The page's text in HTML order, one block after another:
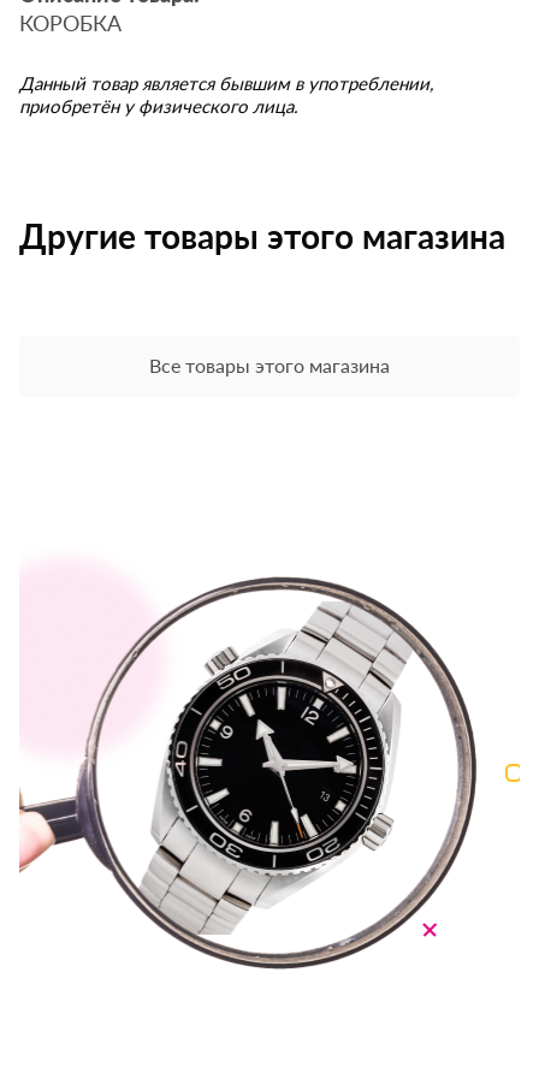
КОРОБКА
Данный товар является бывшим в употреблении,
приобретён у физического лица.
Другие товары этого магазина
Все товары этого магазина